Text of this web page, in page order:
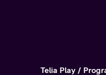
Telia Play